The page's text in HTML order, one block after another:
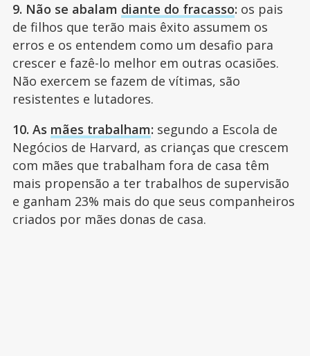
9. Não se abalam diante do fracasso: os pais
de filhos que terão mais êxito assumem os
erros e os entendem como um desafio para
crescer e fazê-lo melhor em outras ocasiões.
Não exercem se fazem de vítimas, são
resistentes e lutadores.
10. As mães trabalham: segundo a Escola de
Negócios de Harvard, as crianças que crescem
com mães que trabalham fora de casa têm
mais propensão a ter trabalhos de supervisão
e ganham 23% mais do que seus companheiros
criados por mães donas de casa.